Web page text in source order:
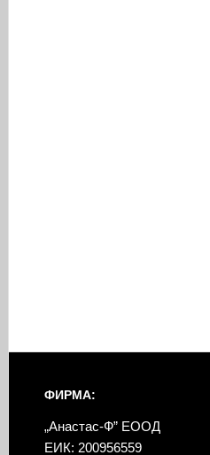
ФИРМА:
„Анастас-Ф” ЕООД
ЕИК: 200956559